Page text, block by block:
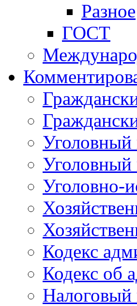
Разное
ГОСТ
Уголовный
Уголовный
Уголовно-
Кодекс
Кодекс об
Налоговый